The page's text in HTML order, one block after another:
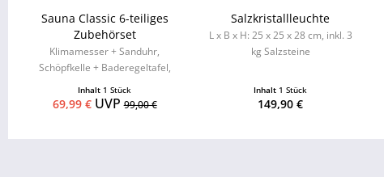
Sauna Classic 6-teiliges
Zubehörset
Klimamesser + Sanduhr,
Schöpfkelle + Baderegeltafel,
Kunststoffeinsatz
Inhalt 1 Stück
69,99 €UVP99,00 €
Salzkristallleuchte
L x B x H: 25 x 25 x 28 cm, inkl. 3
kg Salzsteine
Inhalt 1 Stück
149,90 €